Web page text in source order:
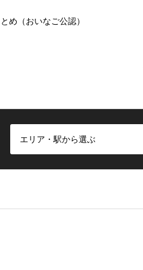
め（おいなご公認）
エリア・駅から選ぶ